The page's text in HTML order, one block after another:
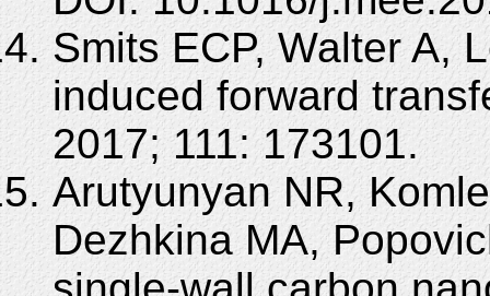
Smits ECP, Walter A,
induced forward
2017; 111: 173101.
Arutyunyan NR,
Dezhkina MA,